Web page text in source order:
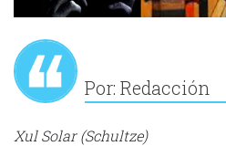
Por: Redacción
Xul Solar (Schultze)